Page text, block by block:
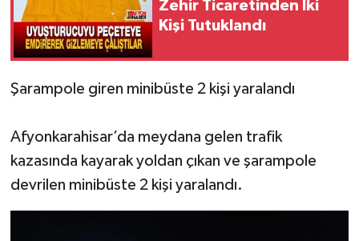
Zehir Ticaretinden İki
Kişi Tutuklandı
Şarampole giren minibüste 2 kişi yaralandı
Afyonkarahisar’da meydana gelen trafik
kazasında kayarak yoldan çıkan ve şarampole
devrilen minibüste 2 kişi yaralandı.